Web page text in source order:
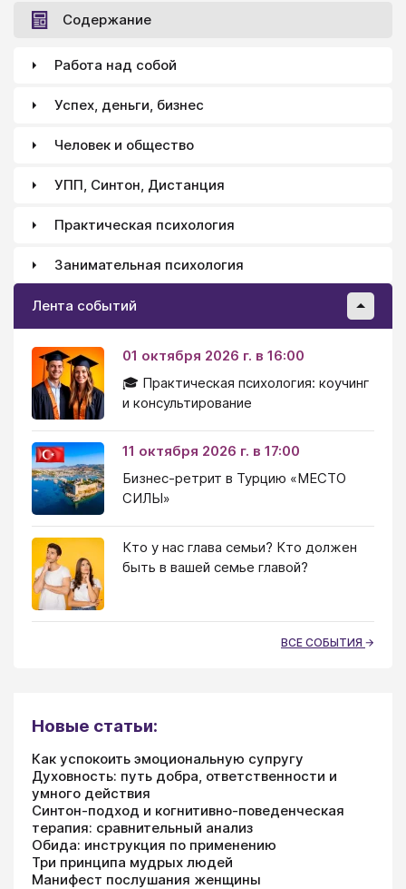
Содержание
Работа над собой
Успех, деньги, бизнес
Человек и общество
УПП, Синтон, Дистанция
Практическая психология
Занимательная психология
Лента событий
01 октября 2026 г. в 16:00
🎓 Практическая психология: коучинг
и консультирование
11 октября 2026 г. в 17:00
Бизнес-ретрит в Турцию «МЕСТО
СИЛЫ»
Кто у нас глава семьи? Кто должен
быть в вашей семье главой?
ВСЕ СОБЫТИЯ
Новые статьи:
Как успокоить эмоциональную супругу
Духовность: путь добра, ответственности и
умного действия
Синтон-подход и когнитивно-поведенческая
терапия: сравнительный анализ
Обида: инструкция по применению
Три принципа мудрых людей
Манифест послушания женщины